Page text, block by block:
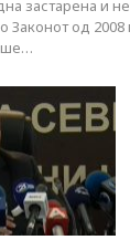
застарена и
Законот од